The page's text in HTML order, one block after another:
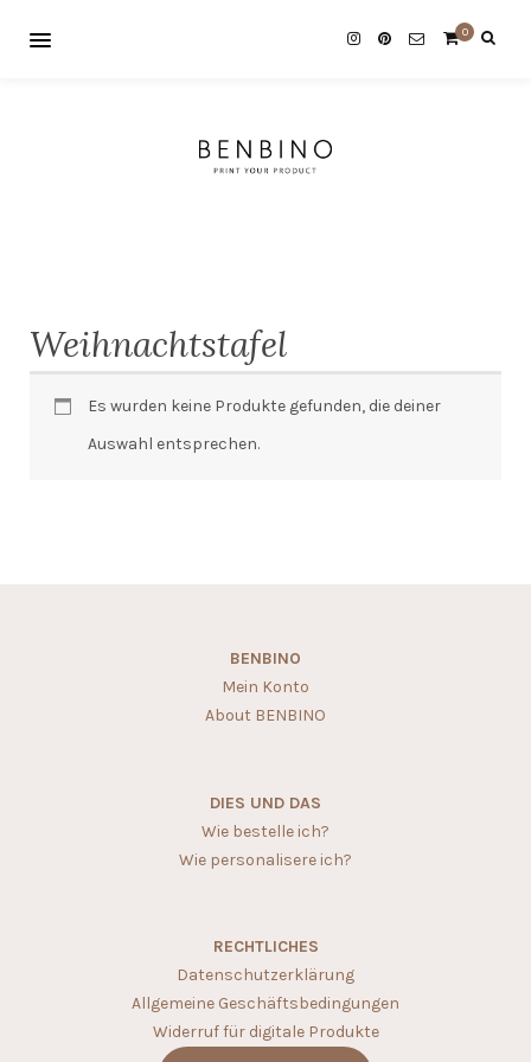
0
Weihnachtstafel
Es wurden keine Produkte gefunden, die deiner
Auswahl entsprechen.
BENBINO
Mein Konto
About BENBINO
DIES UND DAS
Wie bestelle ich?
Wie personalisere ich?
RECHTLICHES
Datenschutzerklärung
Allgemeine Geschäftsbedingungen
Widerruf für digitale Produkte